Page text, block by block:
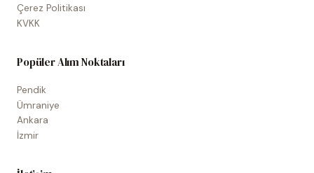
Çerez Politikası
KVKK
Popüler Alım Noktaları
Pendik
Ümraniye
Ankara
İzmir